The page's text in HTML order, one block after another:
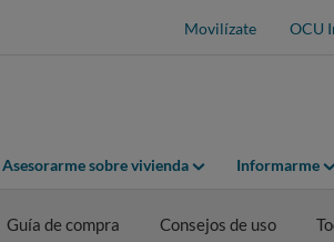
Movilízate OCU
Asesorarme sobre vivienda Informarme
Guía de compra Consejos de uso